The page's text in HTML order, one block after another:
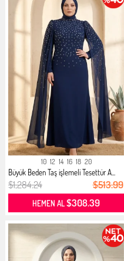
10 12 14 16 18 20
Büyük Beden Taş işlemeli Tesettür A...
$1,284.24 $513.99
HEMEN AL$308.39